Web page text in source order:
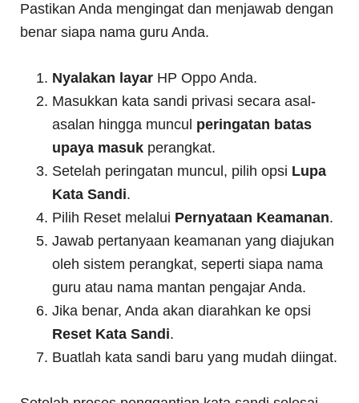
Pastikan Anda mengingat dan menjawab dengan
benar siapa nama guru Anda.
Nyalakan layar HP Oppo Anda.
Masukkan kata sandi privasi secara asal-
asalan hingga muncul peringatan batas
upaya masuk perangkat.
Setelah peringatan muncul, pilih opsi Lupa
Kata Sandi.
Pilih Reset melalui Pernyataan Keamanan.
Jawab pertanyaan keamanan yang diajukan
oleh sistem perangkat, seperti siapa nama
guru atau nama mantan pengajar Anda.
Jika benar, Anda akan diarahkan ke opsi
Reset Kata Sandi.
Buatlah kata sandi baru yang mudah diingat.